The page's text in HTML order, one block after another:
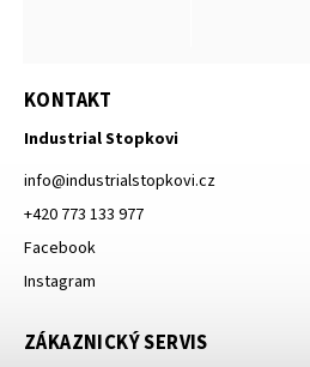
KONTAKT
Industrial Stopkovi
info@industrialstopkovi.cz
+420 773 133 977
Facebook
Instagram
ZÁKAZNICKÝ SERVIS